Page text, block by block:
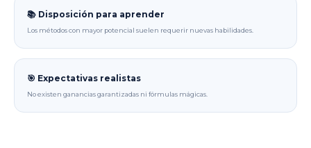
📚 Disposición para aprender
Los métodos con mayor potencial suelen requerir nuevas habilidades.
🎯 Expectativas realistas
No existen ganancias garantizadas ni fórmulas mágicas.